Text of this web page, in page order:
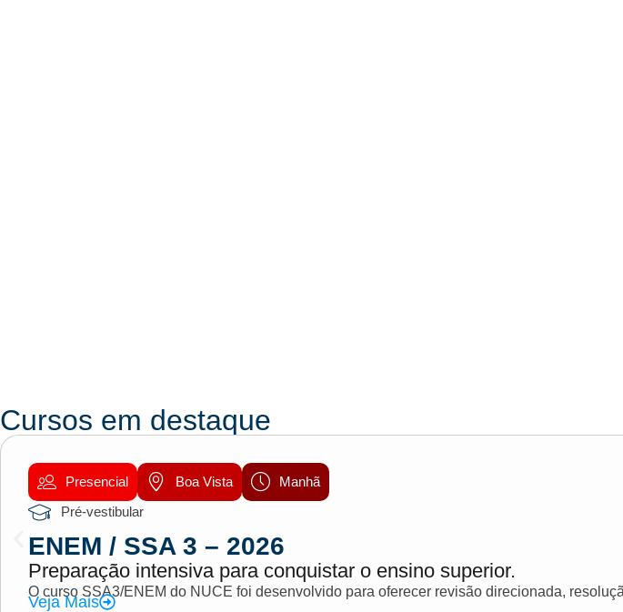
Cursos em destaque
Presencial Boa Vista
Manhã
Pré-vestibular
ENEM / SSA 3 – 2026
Preparação intensiva para conquistar o ensino superior.
O curso SSA3/ENEM do NUCE foi desenvolvido para oferecer revisão direcionada,
Veja Mais